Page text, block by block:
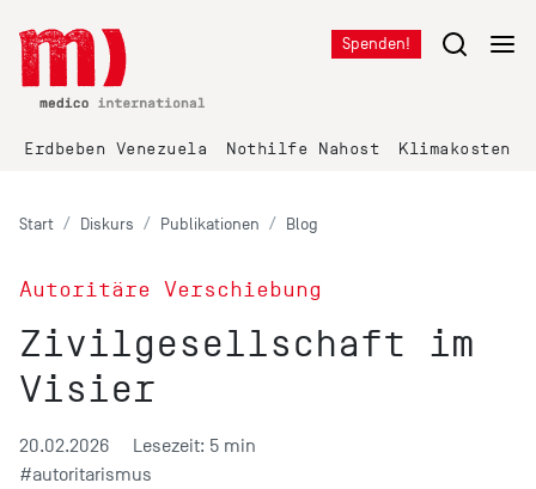
Spenden!
Erdbeben Venezuela Nothilfe Nahost Klimakosten
Start Diskurs Publikationen Blog
Autoritäre Verschiebung
Zivilgesellschaft im
Visier
20.02.2026
Lesezeit: 5 min
#autoritarismus